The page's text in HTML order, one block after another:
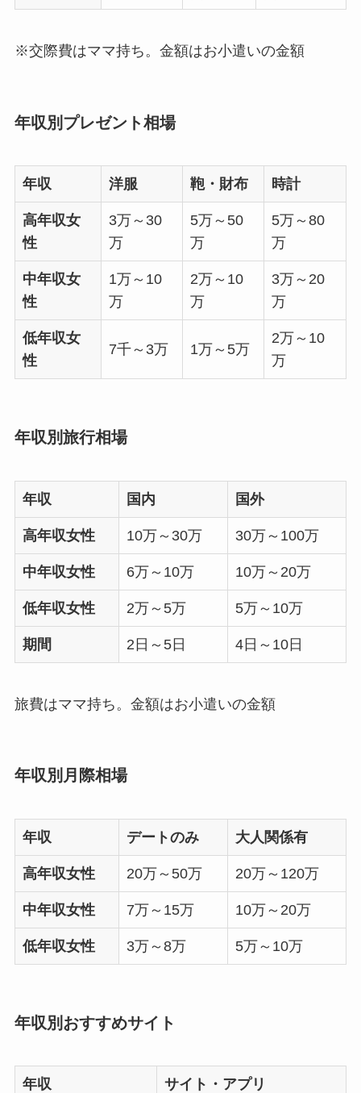
※交際費はママ持ち。金額はお小遣いの金額
年収別プレゼント相場
年収 洋服 鞄・財布 時計
高年収女
性
3万～30
万
5万～50
万
5万～80
万
中年収女
性
1万～10
万
2万～10
万
3万～20
万
低年収女
性
7千～3万 1万～5万
2万～10
万
年収別旅行相場
年収 国内 国外
高年収女性 10万～30万 30万～100万
中年収女性 6万～10万 10万～20万
低年収女性 2万～5万 5万～10万
期間 2日～5日 4日～10日
旅費はママ持ち。金額はお小遣いの金額
年収別月際相場
年収 デートのみ 大人関係有
高年収女性 20万～50万 20万～120万
中年収女性 7万～15万 10万～20万
低年収女性 3万～8万 5万～10万
年収別おすすめサイト
年収 サイト・アプリ